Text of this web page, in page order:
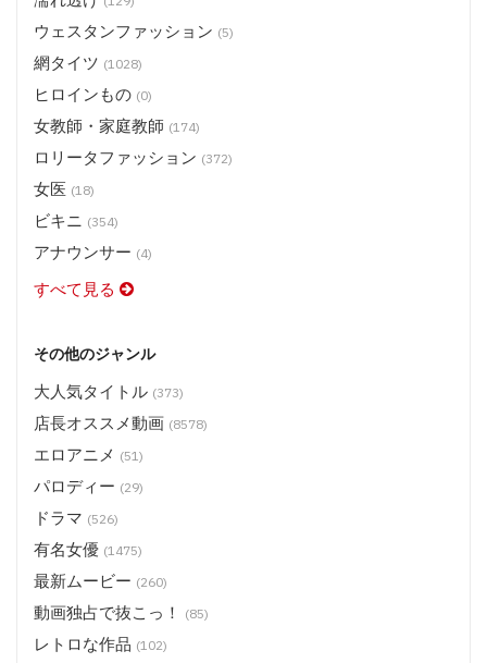
ウェスタンファッション (5)
網タイツ (1028)
ヒロインもの (0)
女教師・家庭教師 (174)
ロリータファッション (372)
女医 (18)
ビキニ (354)
アナウンサー (4)
すべて見る
その他のジャンル
大人気タイトル (373)
店長オススメ動画 (8578)
エロアニメ (51)
パロディー (29)
ドラマ (526)
有名女優 (1475)
最新ムービー (260)
動画独占で抜こっ！ (85)
レトロな作品 (102)